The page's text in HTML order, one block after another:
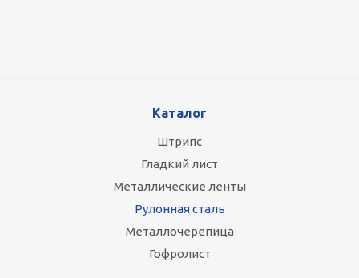
Каталог
Штрипс
Гладкий лист
Металлические ленты
Рулонная сталь
Металлочерепица
Гофролист